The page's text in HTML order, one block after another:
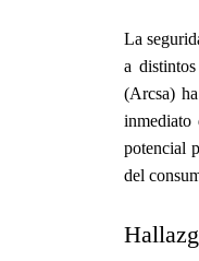
La
a
(Arcsa)
inmediato
potencial
del